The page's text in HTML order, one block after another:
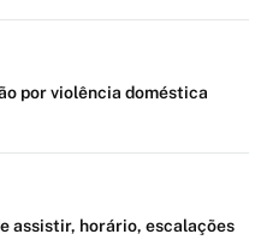
por violência doméstica
assistir, horário, escalações